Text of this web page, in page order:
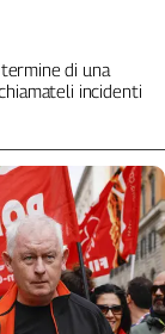
di una
incidenti